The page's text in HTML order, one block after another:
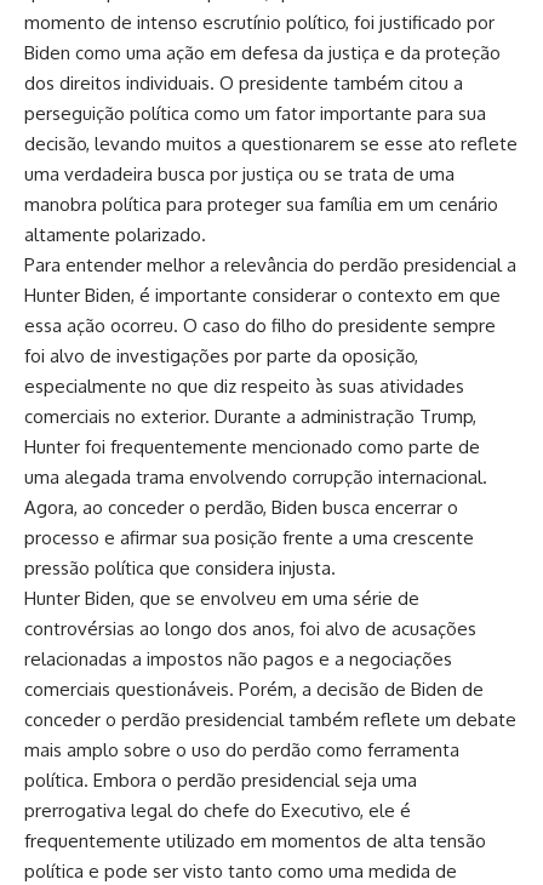
momento de intenso escrutínio político, foi justificado por
Biden como uma ação em defesa da justiça e da proteção
dos direitos individuais. O presidente também citou a
perseguição política como um fator importante para sua
decisão, levando muitos a questionarem se esse ato reflete
uma verdadeira busca por justiça ou se trata de uma
manobra política para proteger sua família em um cenário
altamente polarizado.
Para entender melhor a relevância do perdão presidencial a
Hunter Biden, é importante considerar o contexto em que
essa ação ocorreu. O caso do filho do presidente sempre
foi alvo de investigações por parte da oposição,
especialmente no que diz respeito às suas atividades
comerciais no exterior. Durante a administração Trump,
Hunter foi frequentemente mencionado como parte de
uma alegada trama envolvendo corrupção internacional.
Agora, ao conceder o perdão, Biden busca encerrar o
processo e afirmar sua posição frente a uma crescente
pressão política que considera injusta.
Hunter Biden, que se envolveu em uma série de
controvérsias ao longo dos anos, foi alvo de acusações
relacionadas a impostos não pagos e a negociações
comerciais questionáveis. Porém, a decisão de Biden de
conceder o perdão presidencial também reflete um debate
mais amplo sobre o uso do perdão como ferramenta
política. Embora o perdão presidencial seja uma
prerrogativa legal do chefe do Executivo, ele é
frequentemente utilizado em momentos de alta tensão
política e pode ser visto tanto como uma medida de